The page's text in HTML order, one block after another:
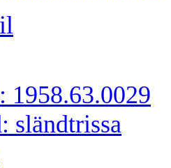
1958.63.0029
sländtrissa